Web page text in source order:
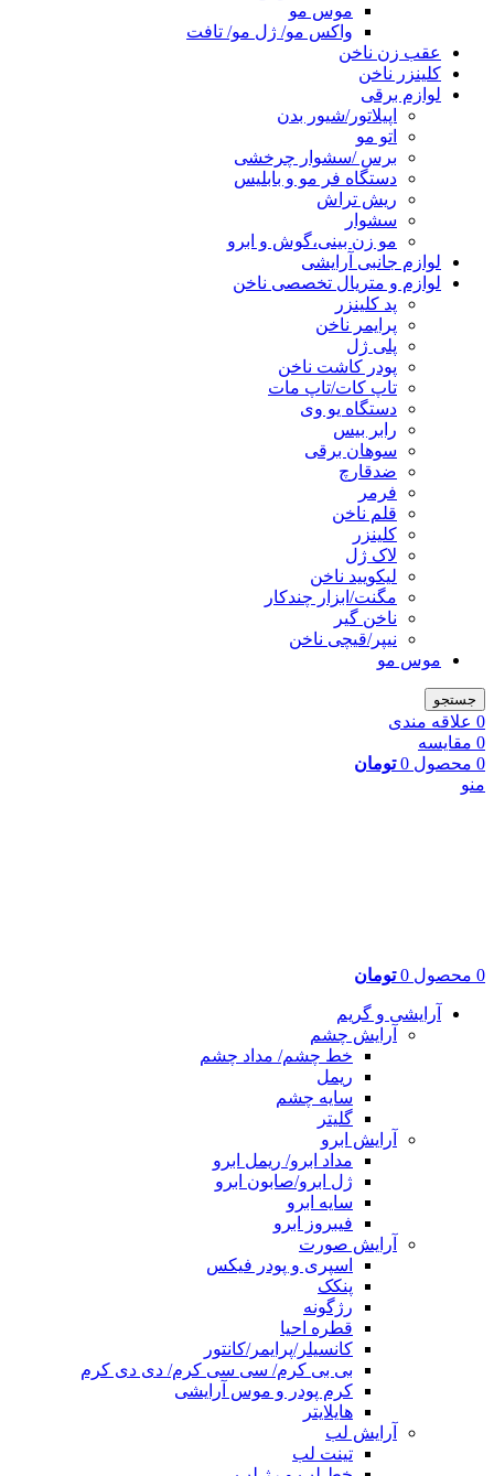
موس مو
واکس مو/ ژل مو/ تافت
عقب زن ناخن
کلینزر ناخن
لوازم برقی
اپیلاتور/شیور بدن
اتو مو
برس /سشوار چرخشی
دستگاه فر مو و بابلیس
ریش تراش
سشوار
مو زن بینی،گوش و ابرو
لوازم جانبی آرایشی
لوازم و متریال تخصصی ناخن
پد کلینزر
پرایمر ناخن
پلی ژل
پودر کاشت ناخن
تاپ کات/تاپ مات
دستگاه یو وی
رابر بیس
سوهان برقی
ضدقارچ
فرمر
قلم ناخن
کلینزر
لاک ژل
لیکوييد ناخن
مگنت/ابزار چندکار
ناخن گیر
نیپر/قیچی ناخن
موس مو
جستجو
0 علاقه مندی
0 مقایسه
0 محصول 0 تومان
منو
0 محصول 0 تومان
آرایشی و گریم
آرایش چشم
خط چشم/ مداد چشم
ریمل
سایه چشم
گلیتر
آرایش ابرو
مداد ابرو/ ریمل ابرو
ژل ابرو/صابون ابرو
سایه ابرو
فیبروز ابرو
آرایش صورت
اسپری و پودر فیکس
پنکک
رژگونه
قطره احیا
کانسیلر/پرایمر/کانتور
بی بی کرم/ سی سی کرم/ دی دی کرم
کرم پودر و موس آرایشی
هایلایتر
آرایش لب
تینت لب